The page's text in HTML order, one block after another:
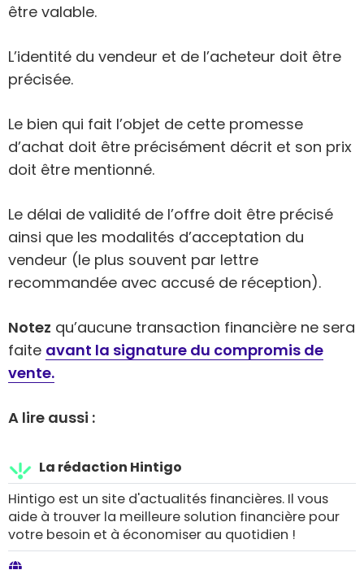
être valable.
L’identité du vendeur et de l’acheteur doit être
précisée.
Le bien qui fait l’objet de cette promesse
d’achat doit être précisément décrit et son prix
doit être mentionné.
Le délai de validité de l’offre doit être précisé
ainsi que les modalités d’acceptation du
vendeur (le plus souvent par lettre
recommandée avec accusé de réception).
Notez qu’aucune transaction financière ne sera
faite avant la signature du compromis de
vente.
A lire aussi :
La rédaction Hintigo
Hintigo est un site d'actualités financières. Il vous
aide à trouver la meilleure solution financière pour
votre besoin et à économiser au quotidien !